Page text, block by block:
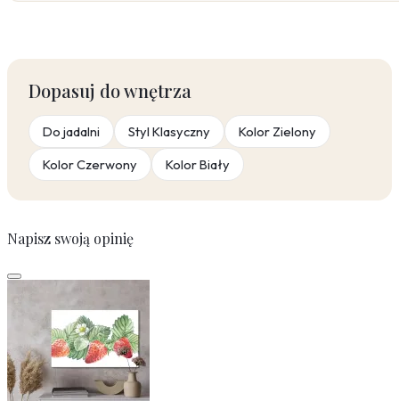
Dopasuj do wnętrza
Do jadalni Styl Klasyczny
Kolor Zielony
Kolor Czerwony
Kolor Biały
Napisz swoją opinię